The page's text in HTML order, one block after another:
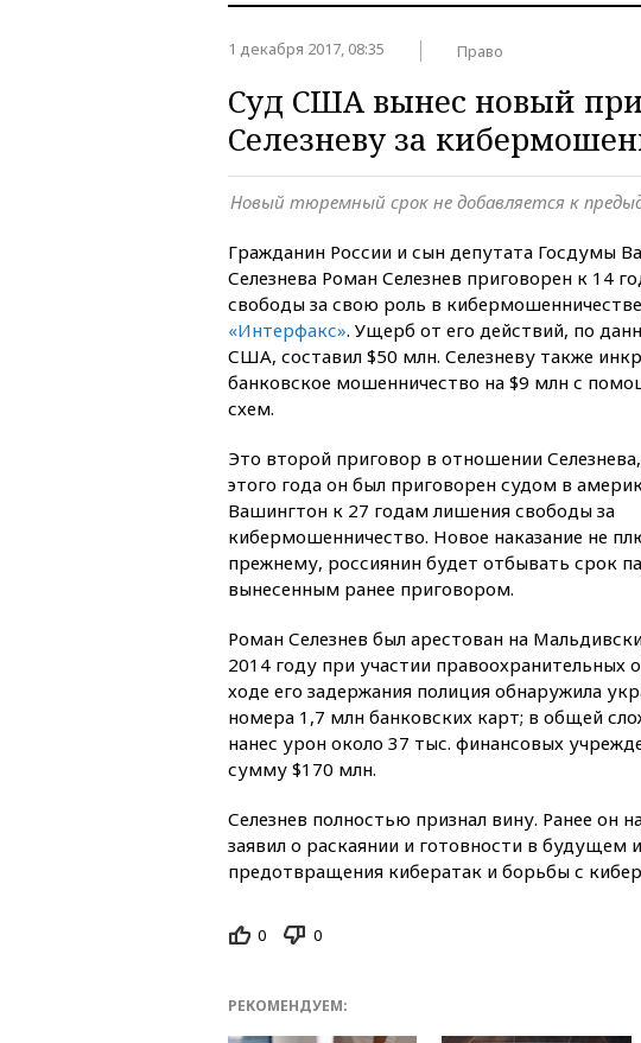
1 декабря 2017, 08:35 Право
Суд США вынес новый
Селезневу за
Новый тюремный срок не добавляется к
Гражданин России и сын депутата Госдумы
Селезнева Роман Селезнев приговорен к 14
свободы за свою роль в
«Интерфакс». Ущерб от его действий, по
США, составил $50 млн. Селезневу также
банковское мошенничество на $9 млн с
схем.
Это второй приговор в отношении
этого года он был приговорен судом в
Вашингтон к 27 годам лишения свободы за
кибермошенничество. Новое наказание не
прежнему, россиянин будет отбывать срок
вынесенным ранее приговором.
Роман Селезнев был арестован на
2014 году при участии правоохранительных
ходе его задержания полиция обнаружила
номера 1,7 млн банковских карт; в общей
нанес урон около 37 тыс. финансовых
сумму $170 млн.
Селезнев полностью признал вину. Ранее он
заявил о раскаянии и готовности в будущем
предотвращения кибератак и борьбы с
0 0
РЕКОМЕНДУЕМ: